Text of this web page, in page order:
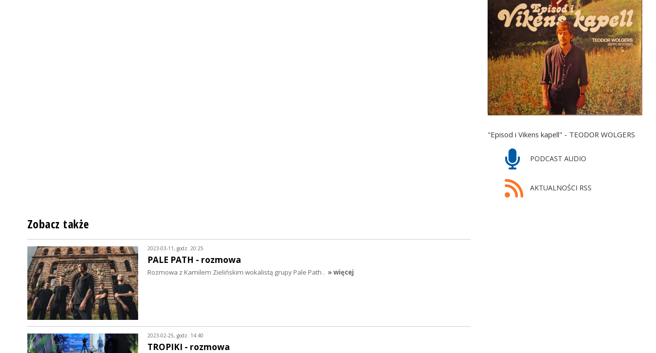
"Episod i Vikens kapell" - TEODOR WOLGERS
PODCAST AUDIO
AKTUALNOŚCI RSS
Zobacz także
2023-03-11, godz. 20:25
PALE PATH - rozmowa
Rozmowa z Kamilem Zielińskim wokalistą grupy Pale Path . » więcej
2023-02-25, godz. 14:40
TROPIKI - rozmowa